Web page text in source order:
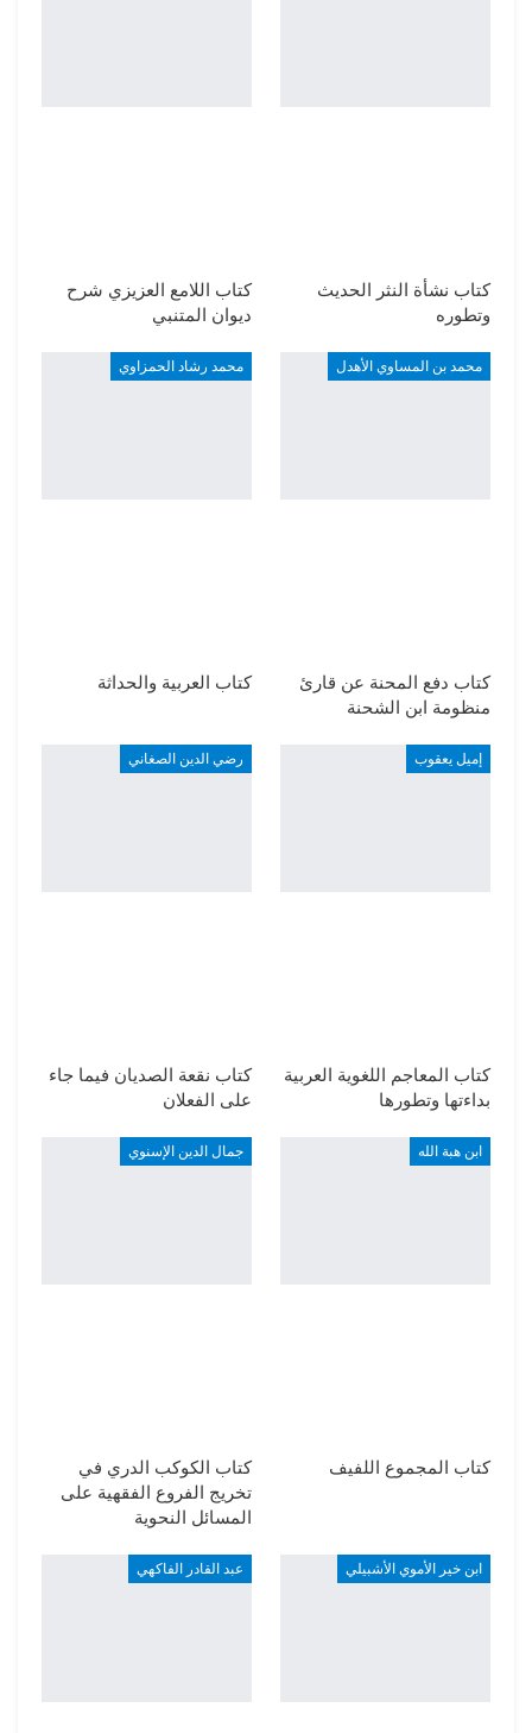
كتاب نشأة النثر الحديث
وتطوره
كتاب اللامع العزيزي شرح
ديوان المتنبي
محمد بن المساوي الأهدل
كتاب دفع المحنة عن قارئ
منظومة ابن الشحنة
محمد رشاد الحمزاوي
كتاب العربية والحداثة
إميل يعقوب
كتاب المعاجم اللغوية العربية
بداءتها وتطورها
رضي الدين الصغاني
كتاب نقعة الصديان فيما جاء
على الفعلان
ابن هبة الله
كتاب المجموع اللفيف
جمال الدين الإسنوي
كتاب الكوكب الدري في
تخريج الفروع الفقهية على
المسائل النحوية
ابن خير الأموي الأشبيلي عبد القادر الفاكهي